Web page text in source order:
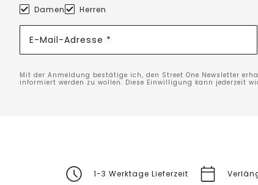
Damen Herren
E-Mail-Adresse *
Mit der Anmeldung bestätige ich, den Street One Newsletter
informiert werden zu wollen. Diese Einwilligung kann jederzeit
1-3 Werktage Lieferzeit